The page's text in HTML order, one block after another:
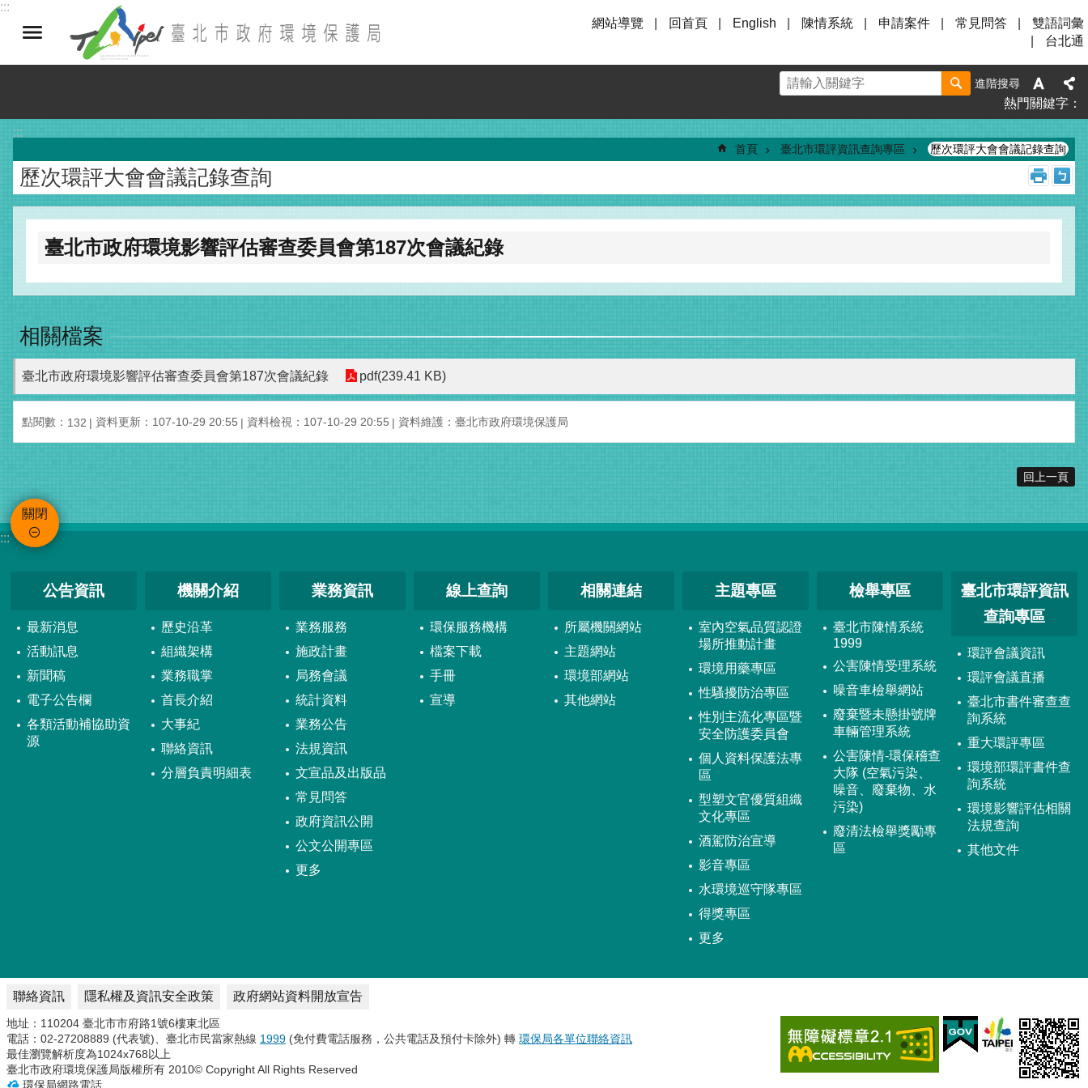
跳到主要內容區塊
:::
網站導覽
回首頁 English 陳情系統 申請案件 常見問答
雙語詞彙
台北通
進階搜尋
熱門關鍵字
:::
首頁 臺北市環評資訊查詢專區 歷次環評大會會議記錄查詢
歷次環評大會會議記錄查詢
臺北市政府環境影響評估審查委員會第187次會議紀錄
相關檔案
臺北市政府環境影響評估審查委員會第187次會議紀錄 pdf(239.41 KB)
點閱數： 132 資料更新：107-10-29 20:55 資料檢視：107-10-29 20:55 資料維護：臺北市政府環境保護局
回上一頁
關閉
:::
公告資訊
最新消息
活動訊息
新聞稿
電子公告欄
各類活動補協助資
源
機關介紹
歷史沿革
組織架構
業務職掌
首長介紹
大事紀
聯絡資訊
分層負責明細表
業務資訊
業務服務
施政計畫
局務會議
統計資料
業務公告
法規資訊
文宣品及出版品
常見問答
政府資訊公開
公文公開專區
更多
線上查詢
環保服務機構
檔案下載
手冊
宣導
相關連結
所屬機關網站
主題網站
環境部網站
其他網站
主題專區
室內空氣品質認證
場所推動計畫
環境用藥專區
性騷擾防治專區
性別主流化專區暨
安全防護委員會
個人資料保護法專
區
型塑文官優質組織
文化專區
酒駕防治宣導
影音專區
水環境巡守隊專區
得獎專區
更多
檢舉專區
臺北市陳情系統
1999
公害陳情受理系統
噪音車檢舉網站
廢棄暨未懸掛號牌
車輛管理系統
公害陳情-環保稽查
大隊 (空氣污染、
噪音、廢棄物、水
污染)
廢清法檢舉獎勵專
區
臺北市環評資訊
查詢專區
環評會議資訊
環評會議直播
臺北市書件審查查
詢系統
重大環評專區
環境部環評書件查
詢系統
環境影響評估相關
法規查詢
其他文件
聯絡資訊 隱私權及資訊安全政策 政府網站資料開放宣告
地址：110204 臺北市市府路1號6樓東北區
電話：02-27208889 (代表號)、臺北市民當家熱線 1999 (免付費電話服務，公共電話及預付卡除外) 轉 環保局各單位聯絡資訊
最佳瀏覽解析度為1024x768以上
臺北市政府環境保護局版權所有 2010© Copyright All Rights Reserved
環保局網路電話